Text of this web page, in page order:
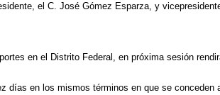
el C. José Gómez Esparza, y
en el Distrito Federal, en próxima sesión
días en los mismos términos en que se conceden